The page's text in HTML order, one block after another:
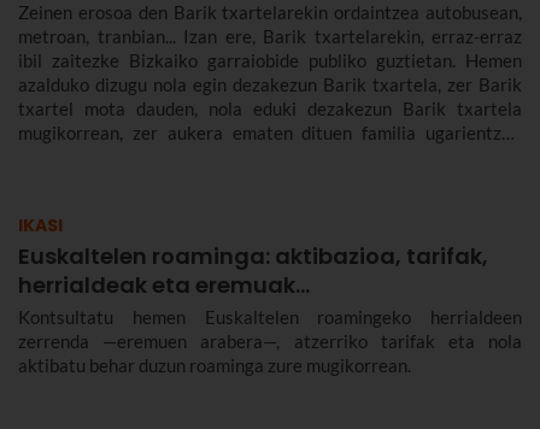
Zeinen erosoa den Barik txartelarekin ordaintzea autobusean,
metroan, tranbian... Izan ere, Barik txartelarekin, erraz-erraz
ibil zaitezke Bizkaiko garraiobide publiko guztietan. Hemen
azalduko dizugu nola egin dezakezun Barik txartela, zer Barik
txartel mota dauden, nola eduki dezakezun Barik txartela
mugikorrean, zer aukera ematen dituen familia ugarientzat,
IKASI
Euskaltelen roaminga: aktibazioa, tarifak,
herrialdeak eta eremuak…
Kontsultatu hemen Euskaltelen roamingeko herrialdeen
zerrenda —eremuen arabera—, atzerriko tarifak eta nola
aktibatu behar duzun roaminga zure mugikorrean.